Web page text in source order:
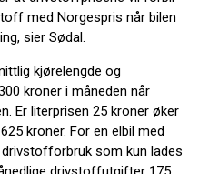
med Norgespris når bilen
sier Sødal.
kjørelengde og
kroner i måneden når
Er literprisen 25 kroner øker
kroner. For en elbil med
som kun lades